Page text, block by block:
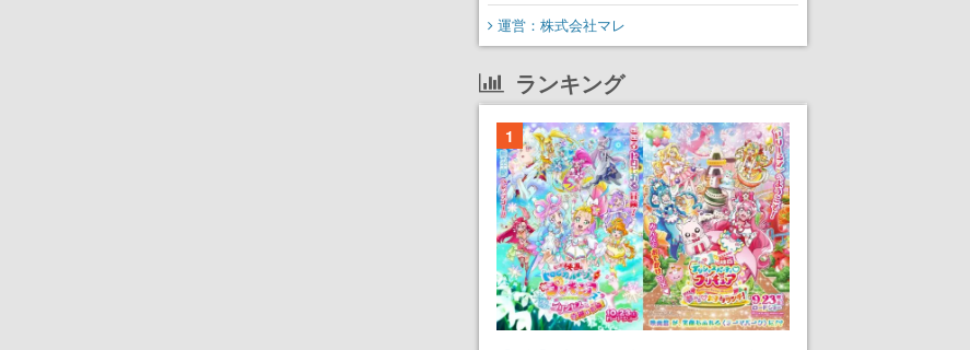
運営：株式会社マレ
ランキング
1